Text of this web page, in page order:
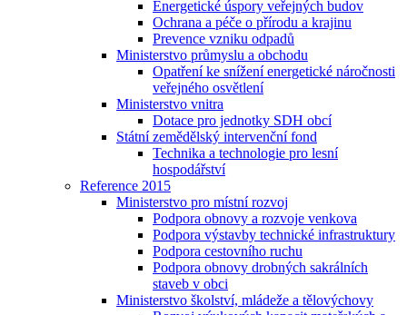
Energetické úspory veřejných budov
Ochrana a péče o přírodu a krajinu
Prevence vzniku odpadů
Ministerstvo průmyslu a obchodu
Opatření ke snížení energetické náročnosti
veřejného osvětlení
Ministerstvo vnitra
Dotace pro jednotky SDH obcí
Státní zemědělský intervenční fond
Technika a technologie pro lesní
hospodářství
Reference 2015
Ministerstvo pro místní rozvoj
Podpora obnovy a rozvoje venkova
Podpora výstavby technické infrastruktury
Podpora cestovního ruchu
Podpora obnovy drobných sakrálních
staveb v obci
Ministerstvo školství, mládeže a tělovýchovy